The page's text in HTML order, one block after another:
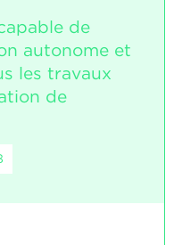
de
autonome et
les travaux
de